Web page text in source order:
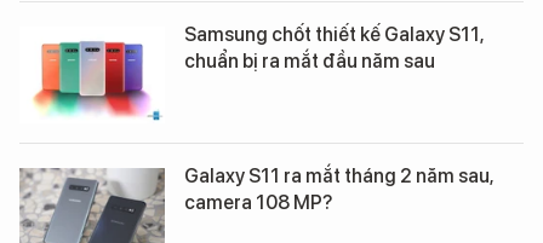
Samsung chốt thiết kế Galaxy S11,
chuẩn bị ra mắt đầu năm sau
Galaxy S11 ra mắt tháng 2 năm sau,
camera 108 MP?